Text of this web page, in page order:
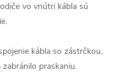
vo vnútri kábla sú
kábla so zástrčkou,
praskaniu.